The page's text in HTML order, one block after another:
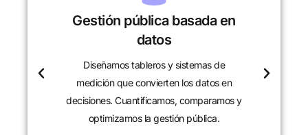
Gestión pública basada en
datos
Diseñamos tableros y sistemas de
medición que convierten los datos en
decisiones. Cuantificamos, comparamos y
optimizamos la gestión pública.